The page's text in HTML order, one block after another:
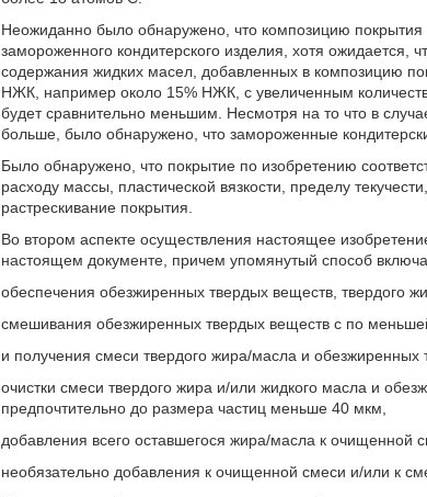
Неожиданно было обнаружено, что композицию покрытия
замороженного кондитерского изделия, хотя
содержания жидких масел, добавленных в композицию
НЖК, например около 15% НЖК, с увеличенным
будет сравнительно меньшим. Несмотря на то что в
больше, было обнаружено, что замороженные
Было обнаружено, что покрытие по изобретению
расходу массы, пластической вязкости, пределу
растрескивание покрытия.
Во втором аспекте осуществления настоящее
настоящем документе, причем упомянутый способ
обеспечения обезжиренных твердых веществ, твердого
смешивания обезжиренных твердых веществ с по
и получения смеси твердого жира/масла и обезжиренных
очистки смеси твердого жира и/или жидкого масла и
предпочтительно до размера частиц меньше 40 мкм,
добавления всего оставшегося жира/масла к очищенной
необязательно добавления к очищенной смеси и/или к